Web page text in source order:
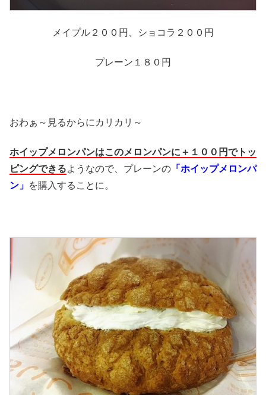
メイプル２００円、ショコラ２００円
プレーン１８０円
おわぁ～見るからにカリカリ～
ホイップメロンパンはこのメロンパンに＋１００円でトッ
ピングできるようなので、プレーンの 「ホイップメロンパ
ン」 を購入することに。